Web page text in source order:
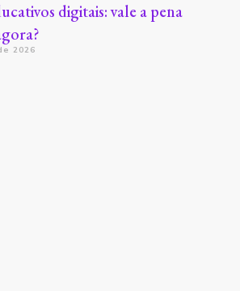
digitais: vale a pena
2026